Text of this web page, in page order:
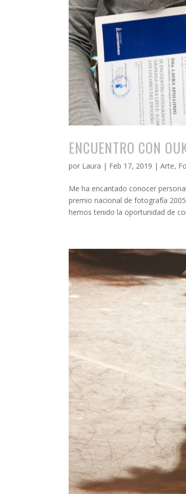
ENCUENTRO CON
por Laura | Feb 17, 2019 |Arte,
Me ha encantado conocer
premio nacional de fotografía
hemos tenido la oportunidad de